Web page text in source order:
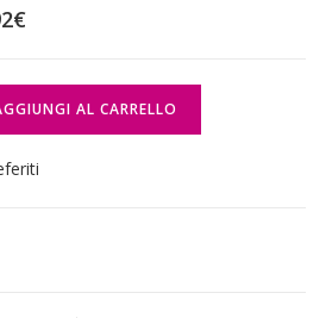
AL CARRELLO